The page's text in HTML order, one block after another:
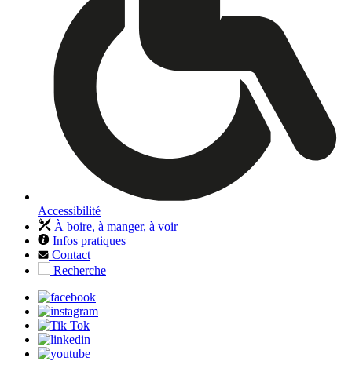
Accessibilité
À boire, à manger, à voir
Infos pratiques
Contact
Recherche